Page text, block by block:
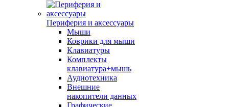
Периферия и аксессуары
Мыши
Коврики для мыши
Клавиатуры
Комплекты
клавиатура+мышь
Аудиотехника
Внешние
накопители данных
Графические